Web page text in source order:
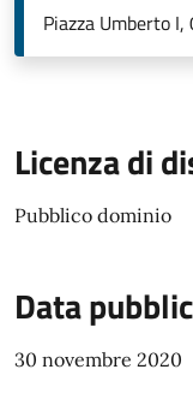
Piazza Umberto
Licenza di
Pubblico dominio
Data
30 novembre 2020